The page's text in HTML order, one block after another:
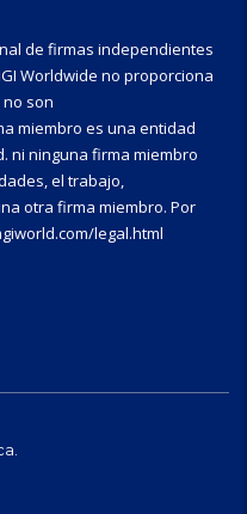
de firmas independientes
Worldwide no proporciona
son
miembro es una entidad
ni ninguna firma miembro
el trabajo,
otra firma miembro. Por
legal.html